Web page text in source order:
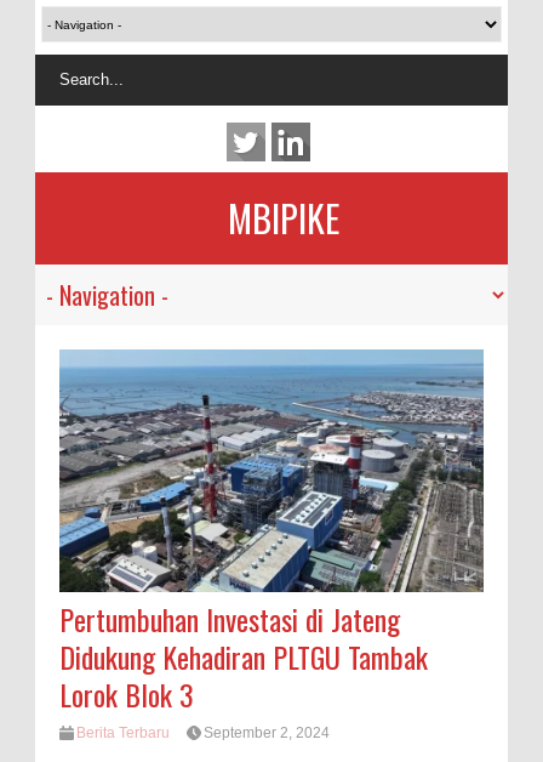
MBIPIKE
Pertumbuhan Investasi di Jateng
Didukung Kehadiran PLTGU Tambak
Lorok Blok 3
Berita Terbaru September 2, 2024